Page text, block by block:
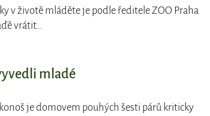
v životě mláděte je podle ředitele ZOO Praha
vrátit…
mladé
je domovem pouhých šesti párů kriticky